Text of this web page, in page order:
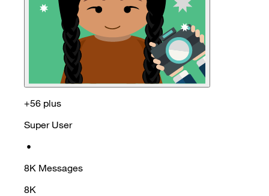
+56 plus
Super User
•
8K Messages
8K